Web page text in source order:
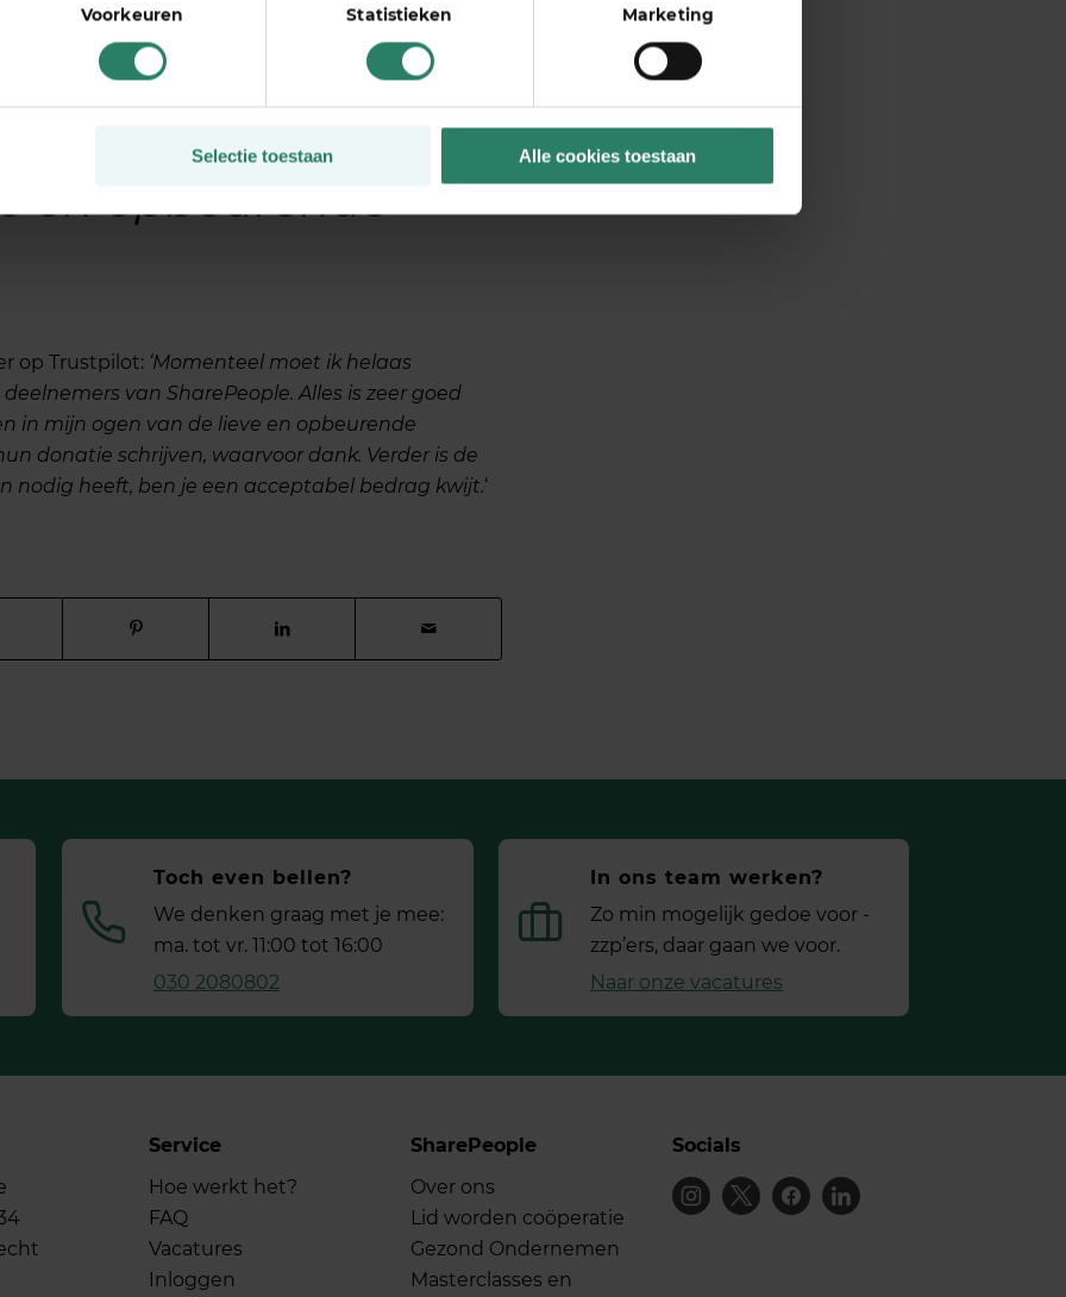
Voorkeuren Statistieken Marketing
Selectie toestaan Alle cookies toestaan
ik dat. Het laat het echte solidariteitsgevoel
met tranen in mijn
en opbeurende
op Trustpilot: ‘Momenteel moet ik helaas
van SharePeople. Alles is zeer goed
in mijn ogen van de lieve en opbeurende
donatie schrijven, waarvoor dank. Verder is de
nodig heeft, ben je een acceptabel bedrag kwijt.‘
Toch even bellen?
We denken graag met je mee:
ma. tot vr. 11:00 tot 16:00
030 2080802
In ons team werken?
Zo min mogelijk gedoe voor ­
zzp’ers, daar gaan we voor.
Naar onze vacatures
Service
Hoe werkt het?
FAQ
Vacatures
Inloggen
SharePeople
Over ons
Lid worden coöperatie
Gezond Ondernemen
Masterclasses en
Socials